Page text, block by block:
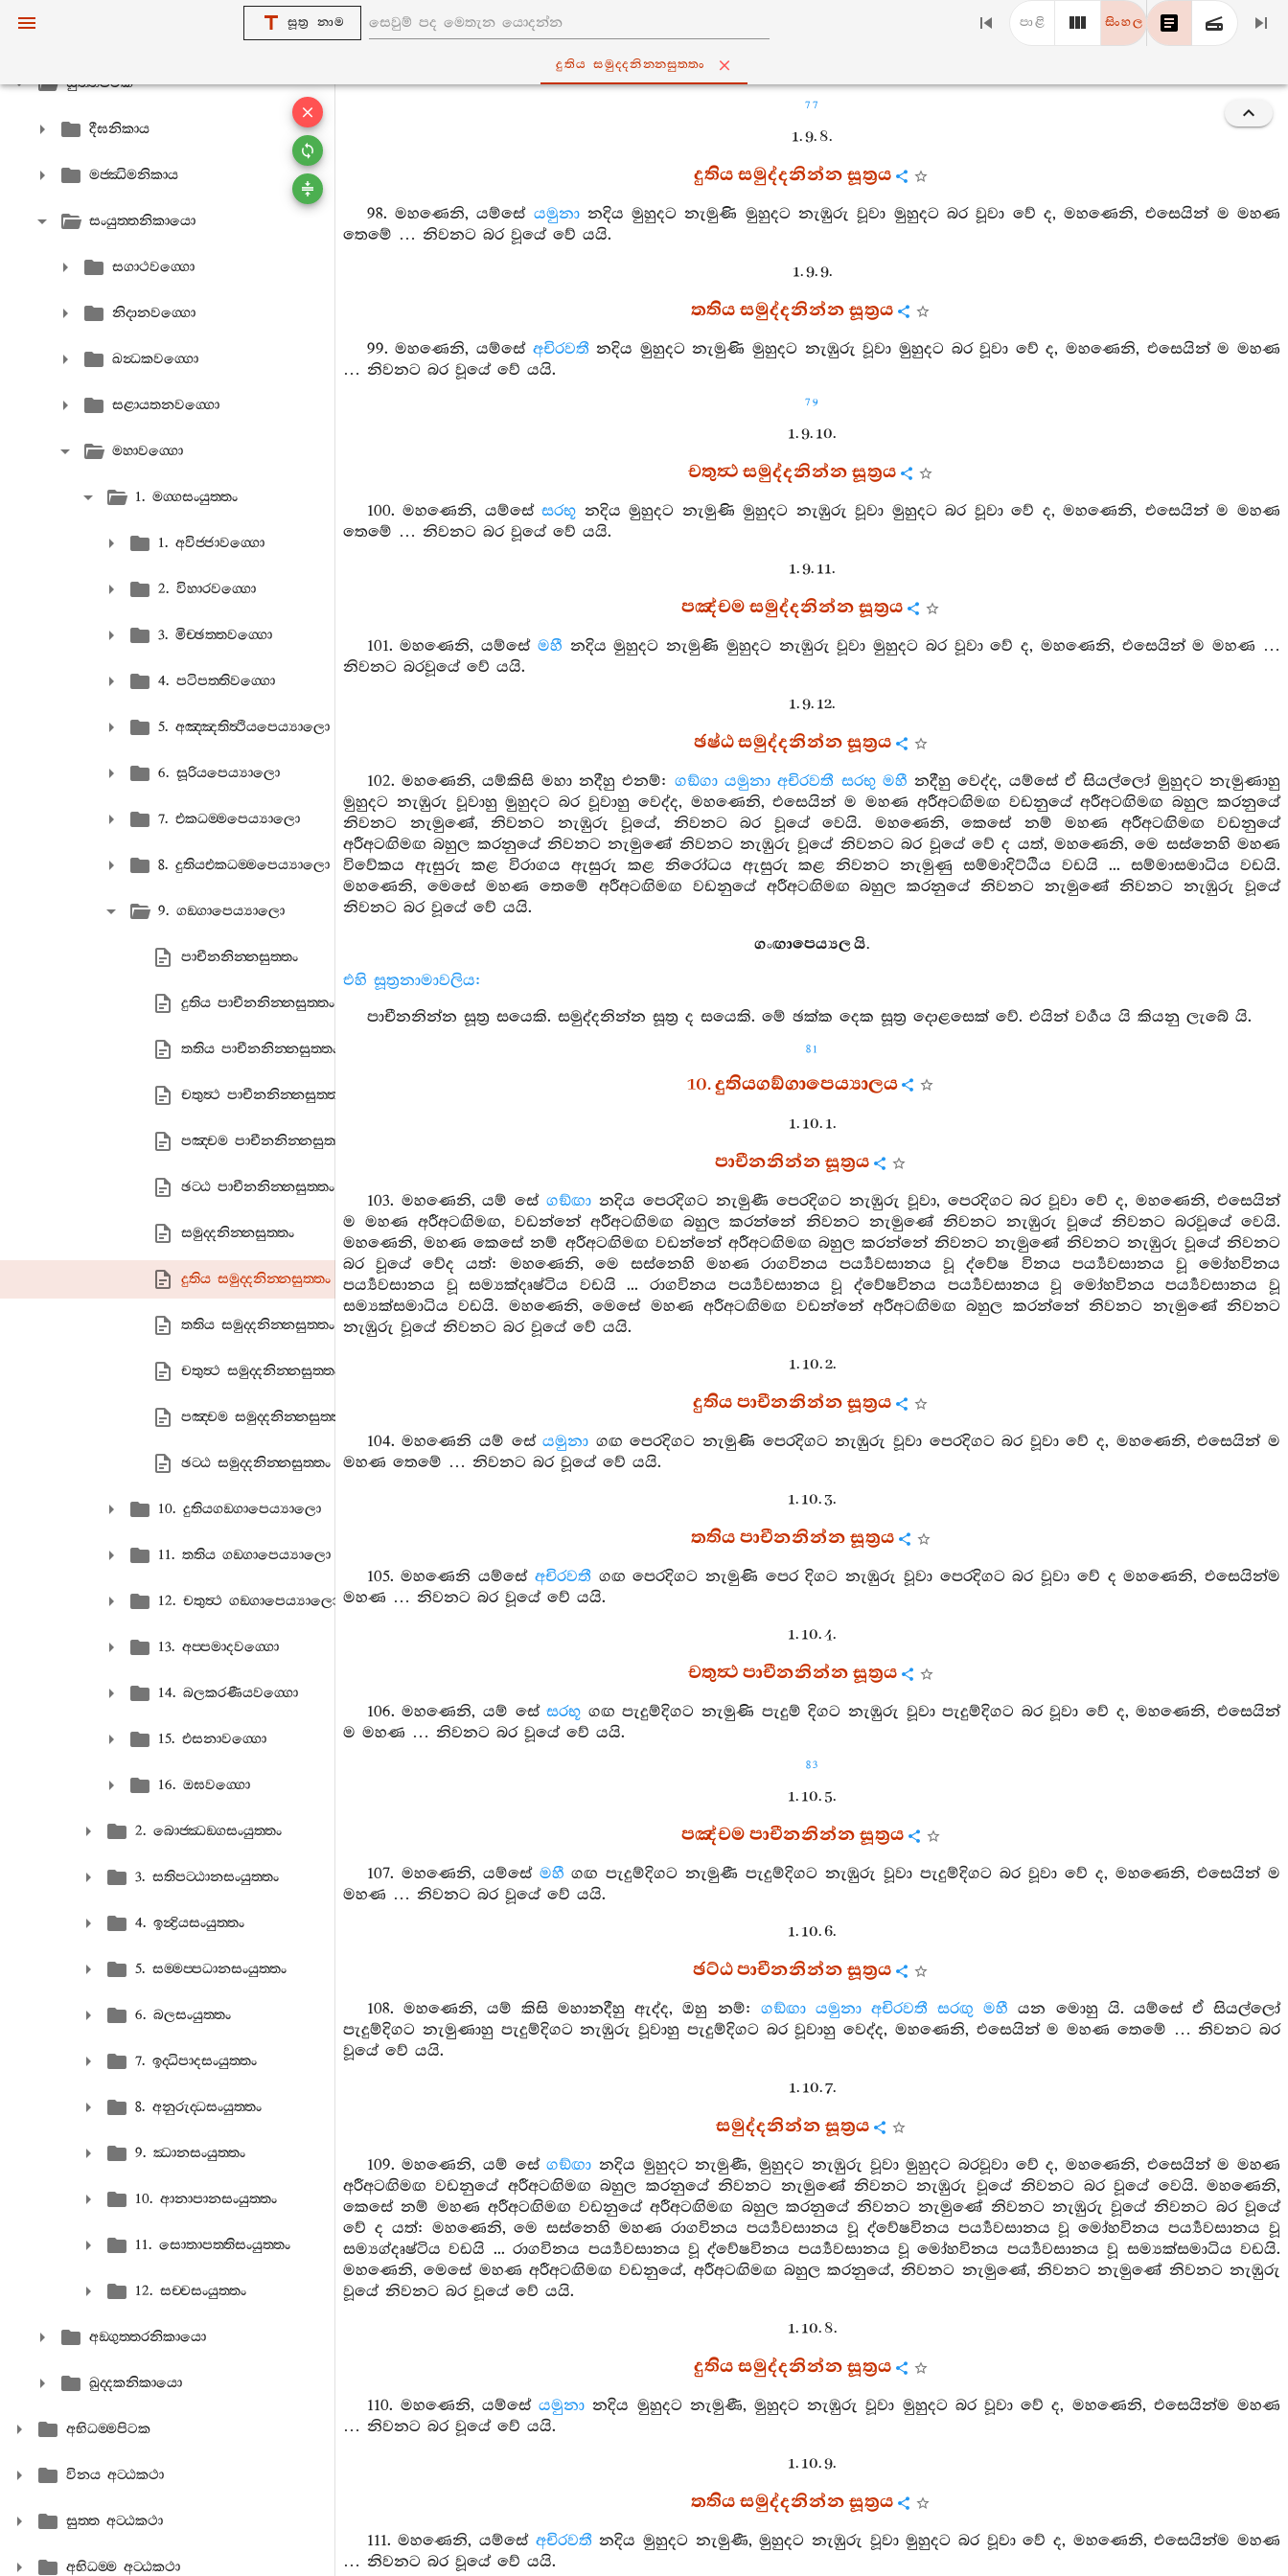
සූත්‍ර නාම පාළි සිංහල
දුතිය සමුද‍්දනින‍්නසුත‍්තං
සුත‍්තපිටක
දීඝනිකාය
මජ‍්ඣිමනිකාය
සංයුත‍්තනිකායො
සගාථවග‍්ගො
නිදානවග‍්ගො
ඛන්‍ධකවග‍්ගො
සළායතනවග‍්ගො
මහාවග‍්ගො
1. මග‍්ගසංයුත‍්තං
1. අවිජ‍්ජාවග‍්ගො
2. විහාරවග‍්ගො
3. මිච‍්ඡත‍්තවග‍්ගො
4. පටිපත‍්තිවග‍්ගො
5. අඤ‍්ඤතිත්‍ථියපෙය්‍යාලො
6. සූරියපෙය්‍යාලො
7. එකධම‍්මපෙය්‍යාලො
8. දුතියඑකධම‍්මපෙය්‍යාලො
9. ගඞ‍්ගාපෙය්‍යාලො
පාචීනනින‍්නසුත‍්තං
දුතිය පාචීනනින‍්නසුත‍්තං
තතිය පාචීනනින‍්නසුත‍්තං
චතුත්‍ථ පාචීනනින‍්නසුත‍්තං
පඤ‍්චම පාචීනනින‍්නසුත‍්තං
ඡට‍්ඨ පාචීනනින‍්නසුත‍්තං
සමුද‍්දනින‍්නසුත‍්තං
දුතිය සමුද‍්දනින‍්නසුත‍්තං
තතිය සමුද‍්දනින‍්නසුත‍්තං
චතුත්‍ථ සමුද‍්දනින‍්නසුත‍්තං
පඤ‍්චම සමුද‍්දනින‍්නසුත‍්තං
ඡට‍්ඨ සමුද‍්දනින‍්නසුත‍්තං
10. දුතියගඞ‍්ගාපෙය්‍යාලො
11. තතිය ගඞ‍්ගාපෙය්‍යාලො
12. චතුත්‍ථ ගඞ‍්ගාපෙය්‍යාලො
13. අප‍්පමාදවග‍්ගො
14. බලකරණීයවග‍්ගො
15. එසනාවග‍්ගො
16. ඔඝවග‍්ගො
2. බොජ‍්ඣඞ‍්ගසංයුත‍්තං
3. සතිපට‍්ඨානසංයුත‍්තං
4. ඉන්‍ද්‍රියසංයුත‍්තං
5. සම‍්මප‍්පධානසංයුත‍්තං
6. බලසංයුත‍්තං
7. ඉද‍්ධිපාදසංයුත‍්තං
8. අනුරුද‍්ධසංයුත‍්තං
9. ඣානසංයුත‍්තං
10. ආනාපානසංයුත‍්තං
11. සොතාපත‍්තිසංයුත‍්තං
12. සච‍්චසංයුත‍්තං
අඞ‍්ගුත‍්තරනිකායො
ඛුද‍්දකනිකායො
අභිධම‍්මපිටක
විනය අට‍්ඨකථා
සුත‍්ත අට‍්ඨකථා
අභිධම‍්ම අට‍්ඨකථා
77
1. 9. 8.
දුතිය සමුද්දනින්න සූත්‍රය
98. මහණෙනි, යම්සේ යමුනානදිය මුහුදට නැමුණි මුහුදට නැඹුරු වූවා මුහුදට බර වූවා වේ ද, මහණෙනි, එසෙයින් ම මහණ
තෙමේ … නිවනට බර වූයේ වේ යයි.
1. 9. 9.
තතිය සමුද්දනින්න සූත්‍රය
99. මහණෙනි, යම්සේ අචිරවතී නදිය මුහුදට නැමුණි මුහුදට නැඹුරු වූවා මුහුදට බර වූවා වේ ද, මහණෙනි, එසෙයින් ම මහණ
… නිවනට බර වූයේ වේ යයි.
79
1. 9. 10.
චතුත්‍ථ සමුද්දනින්න සූත්‍රය
100. මහණෙනි, යම්සේසරභූ නදිය මුහුදට නැමුණි මුහුදට නැඹුරු වූවා මුහුදට බර වූවා වේ ද, මහණෙනි, එසෙයින් ම මහණ
තෙමේ … නිවනට බර වූයේ වේ යයි.
1. 9. 11.
පඤ්චම සමුද්දනින්න සූත්‍රය
101. මහණෙනි, යම්සේ මහී නදිය මුහුදට නැමුණි මුහුදට නැඹුරු වූවා මුහුදට බර වූවා වේ ද, මහණෙනි, එසෙයින් ම මහණ …
නිවනට බරවූයේ වේ යයි.
1. 9. 12.
ඡෂ්ඨ සමුද්දනින්න සූත්‍රය
102. මහණෙනි, යම්කිසි මහා නදීහු එනම්: ගඞ්ගා යමුනා අචිරවතී සරභු මහී නදීහු වෙද්ද, යම්සේ ඒ සියල්ලෝ මුහුදට නැමුණාහු
මුහුදට නැඹුරු වූවාහු මුහුදට බර වූවාහු වෙද්ද, මහණෙනි, එසෙයින් ම මහණ අරීඅටඟිමඟ වඩනුයේ අරීඅටඟිමඟ බහුල කරනුයේ
නිවනට නැමුණේ, නිවනට නැඹුරු වූයේ, නිවනට බර වූයේ වෙයි. මහණෙනි, කෙසේ නම් මහණ අරීඅටඟිමඟ වඩනුයේ
අරීඅටඟිමඟ බහුල කරනුයේ නිවනට නැමුණේ නිවනට නැඹුරු වූයේ නිවනට බර වූයේ වේ ද යත්, මහණෙනි, මෙ සස්නෙහි මහණ
විවේකය ඇසුරු කළ විරාගය ඇසුරු කළ නිරෝධය ඇසුරු කළ නිවනට නැමුණු සම්මාදිට්ඨිය වඩයි ... සම්මාසමාධිය වඩයි.
මහණෙනි, මෙසේ මහණ තෙමේ අරීඅටඟිමඟ වඩනුයේ අරීඅටඟිමඟ බහුල කරනුයේ නිවනට නැමුණේ නිවනට නැඹුරු වූයේ
නිවනට බර වූයේ වේ යයි.
ගංඟාපෙය්‍යල යි.
එහි සූත්‍රනාමාවලිය:
පාචීනනින්න සූත්‍ර සයෙකි. සමුද්දනින්න සූත්‍ර ද සයෙකි. මේ ඡක්ක දෙක සූත්‍ර දොළසෙක් වේ. එයින් වර්‍ගය යි කියනු ලැබේ යි.
81
10. දුතියගඞ්ගාපෙය්‍යාලය
1. 10. 1.
පාචීනනින්න සූත්‍රය
103. මහණෙනි, යම් සේගඞ්ඟා නදිය පෙරදිගට නැමුණී පෙරදිගට නැඹුරු වූවා, පෙරදිගට බර වූවා වේ ද, මහණෙනි, එසෙයින්
ම මහණ අරීඅටඟිමඟ, වඩන්නේ අරීඅටඟිමඟ බහුල කරන්නේ නිවනට නැමුණේ නිවනට නැඹුරු වූයේ නිවනට බරවූයේ වෙයි.
මහණෙනි, මහණ කෙසේ නම් අරීඅටඟිමඟ වඩන්නේ අරීඅටඟිමඟ බහුල කරන්නේ නිවනට නැමුණේ නිවනට නැඹුරු වූයේ නිවනට
බර වූයේ වේද යත්: මහණෙනි, මෙ සස්නෙහි මහණ රාගවිනය පර්‍ය්‍යවසානය වූ ද්වේෂ විනය පර්‍ය්‍යවසානය වූ මෝහවිනය
පර්‍ය්‍යවසානය වූ සම්‍යක්දෘෂ්ටිය වඩයි ... රාගවිනය පර්‍ය්‍යවසානය වූ ද්වේෂවිනය පර්‍ය්‍යවසානය වූ මෝහවිනය පර්‍ය්‍යවසානය වූ
සම්‍යක්සමාධිය වඩයි. මහණෙනි, මෙසේ මහණ අරීඅටඟිමඟ වඩන්නේ අරීඅටඟිමඟ බහුල කරන්නේ නිවනට නැමුණේ නිවනට
නැඹුරු වූයේ නිවනට බර වූයේ වේ යයි.
1. 10. 2.
දුතිය පාචීනනින්න සූත්‍රය
104. මහණෙනි යම් සේයමුනා ගඟ පෙරදිගට නැමුණි පෙරදිගට නැඹුරු වූවා පෙරදිගට බර වූවා වේ ද, මහණෙනි, එසෙයින් ම
මහණ තෙමේ … නිවනට බර වූයේ වේ යයි.
1. 10. 3.
තතිය පාචීනනින්න සූත්‍රය
105. මහණෙනි යම්සේ අචිරවතී ගඟ පෙරදිගට නැමුණි පෙර දිගට නැඹුරු වූවා පෙරදිගට බර වූවා වේ ද මහණෙනි, එසෙයින්ම
මහණ … නිවනට බර වූයේ වේ යයි.
1. 10. 4.
චතුත්‍ථ පාචීනනින්න සූත්‍රය
106. මහණෙනි, යම් සේසරභූ ගඟ පැදුම්දිගට නැමුණි පැදුම් දිගට නැඹුරු වූවා පැදුම්දිගට බර වූවා වේ ද, මහණෙනි, එසෙයින්
ම මහණ … නිවනට බර වූයේ වේ යයි.
83
1. 10. 5.
පඤ්චම පාචීනනින්න සූත්‍රය
107. මහණෙනි, යම්සේ මහී ගඟ පැදුම්දිගට නැමුණී පැදුම්දිගට නැඹුරු වූවා පැදුම්දිගට බර වූවා වේ ද, මහණෙනි, එසෙයින් ම
මහණ … නිවනට බර වූයේ වේ යයි.
1. 10. 6.
ඡට්ඨ පාචීනනින්න සූත්‍රය
108. මහණෙනි, යම් කිසි මහානදීහු ඇද්ද, ඔහු නම්: ගඞ්ඟා යමුනා අචිරවතී සරඟු මහී යන මොහු යි. යම්සේ ඒ සියල්ලෝ
පැදුම්දිගට නැමුණාහු පැදුම්දිගට නැඹුරු වූවාහු පැදුම්දිගට බර වූවාහු වෙද්ද, මහණෙනි, එසෙයින් ම මහණ තෙමේ … නිවනට බර
වූයේ වේ යයි.
1. 10. 7.
සමුද්දනින්න සූත්‍රය
109. මහණෙනි, යම් සේගඞ්ඟා නදිය මුහුදට නැමුණී, මුහුදට නැඹුරු වූවා මුහුදට බරවූවා වේ ද, මහණෙනි, එසෙයින් ම මහණ
අරීඅටඟිමඟ වඩනුයේ අරීඅටඟිමඟ බහුල කරනුයේ නිවනට නැමුණේ නිවනට නැඹුරු වූයේ නිවනට බර වූයේ වෙයි. මහණෙනි,
කෙසේ නම් මහණ අරීඅටඟිමඟ වඩනුයේ අරීඅටඟිමඟ බහුල කරනුයේ නිවනට නැමුණේ නිවනට නැඹුරු වූයේ නිවනට බර වූයේ
වේ ද යත්: මහණෙනි, මෙ සස්නෙහි මහණ රාගවිනය පර්‍ය්‍යවසානය වූ ද්වේෂවිනය පර්‍ය්‍යවසානය වූ මෝහවිනය පර්‍ය්‍යවසානය වූ
සම්‍යග්දෘෂ්ටිය වඩයි ... රාගවිනය පර්‍ය්‍යවසානය වූ ද්වේෂවිනය පර්‍ය්‍යවසානය වූ මෝහවිනය පර්‍ය්‍යවසානය වූ සම්‍යක්සමාධිය වඩයි.
මහණෙනි, මෙසේ මහණ අරීඅටඟිමඟ වඩනුයේ, අරීඅටඟිමඟ බහුල කරනුයේ, නිවනට නැමුණේ, නිවනට නැමුණේ නිවනට නැඹුරු
වූයේ නිවනට බර වූයේ වේ යයි.
1. 10. 8.
දුතිය සමුද්දනින්න සූත්‍රය
110. මහණෙනි, යම්සේයමුනා නදිය මුහුදට නැමුණී, මුහුදට නැඹුරු වූවා මුහුදට බර වූවා වේ ද, මහණෙනි, එසෙයින්ම මහණ
… නිවනට බර වූයේ වේ යයි.
1. 10. 9.
තතිය සමුද්දනින්න සූත්‍රය
111. මහණෙනි, යම්සේ අචිරවතී නදිය මුහුදට නැමුණී, මුහුදට නැඹුරු වූවා මුහුදට බර වූවා වේ ද, මහණෙනි, එසෙයින්ම මහණ
… නිවනට බර වූයේ වේ යයි.